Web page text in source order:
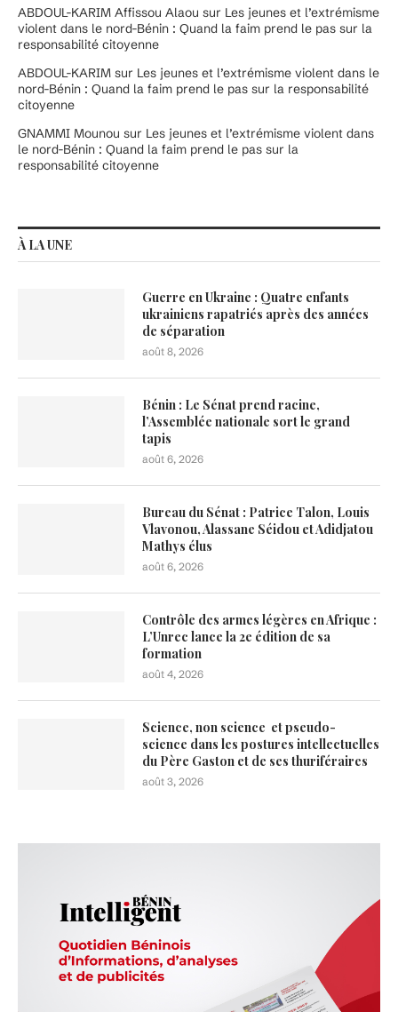
ABDOUL-KARIM Affissou Alaou sur Les jeunes et l’extrémisme
violent dans le nord-Bénin : Quand la faim prend le pas sur la
responsabilité citoyenne
ABDOUL-KARIM sur Les jeunes et l’extrémisme violent dans le
nord-Bénin : Quand la faim prend le pas sur la responsabilité
citoyenne
GNAMMI Mounou sur Les jeunes et l’extrémisme violent dans
le nord-Bénin : Quand la faim prend le pas sur la
responsabilité citoyenne
À LA UNE
Guerre en Ukraine : Quatre enfants
ukrainiens rapatriés après des années
de séparation
août 8, 2026
Bénin : Le Sénat prend racine,
l’Assemblée nationale sort le grand
tapis
août 6, 2026
Bureau du Sénat : Patrice Talon, Louis
Vlavonou, Alassane Séidou et Adidjatou
Mathys élus
août 6, 2026
Contrôle des armes légères en Afrique :
L’Unrec lance la 2e édition de sa
formation
août 4, 2026
Science, non science et pseudo-
science dans les postures intellectuelles
du Père Gaston et de ses thuriféraires
août 3, 2026